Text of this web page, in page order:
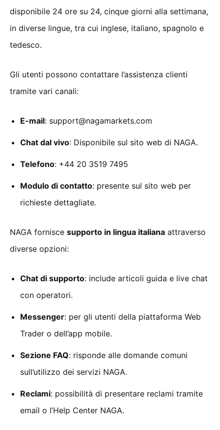
disponibile 24 ore su 24, cinque giorni alla settimana,
in diverse lingue, tra cui inglese, italiano, spagnolo e
tedesco.
Gli utenti possono contattare l’assistenza clienti
tramite vari canali:
E-mail: support@nagamarkets.com
Chat dal vivo: Disponibile sul sito web di NAGA.
Telefono: +44 20 3519 7495
Modulo di contatto: presente sul sito web per
richieste dettagliate.
NAGA fornisce supporto in lingua italiana attraverso
diverse opzioni:
Chat di supporto: include articoli guida e live chat
con operatori.
Messenger: per gli utenti della piattaforma Web
Trader o dell’app mobile.
Sezione FAQ: risponde alle domande comuni
sull’utilizzo dei servizi NAGA.
Reclami: possibilità di presentare reclami tramite
email o l’Help Center NAGA.